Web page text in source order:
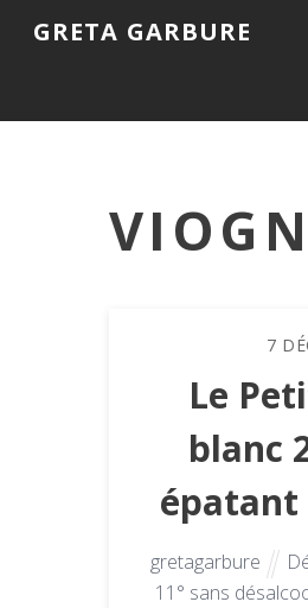
GRETA GARBURE
7
Le
blanc
épatant
gretagarbure
11° sans